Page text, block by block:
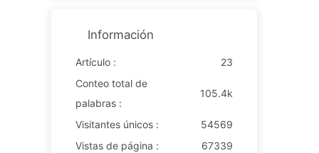
Información
Artículo :
23
Conteo total de
palabras :
105.4k
Visitantes únicos :
54569
Vistas de página :
67339